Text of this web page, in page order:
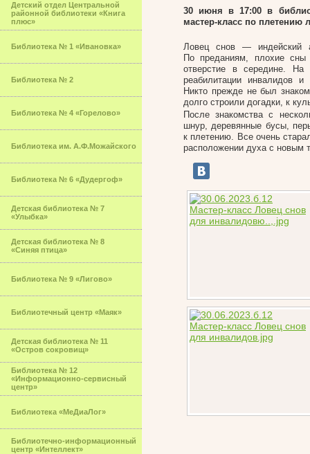
Детский отдел Центральной
районной библиотеки «Книга
плюс»
Библиотека № 1 «Ивановка»
Библиотека № 2
Библиотека № 4 «Горелово»
Библиотека им. А.Ф.Можайского
Библиотека № 6 «Дудергоф»
Детская библиотека № 7
«Улыбка»
Детская библиотека № 8
«Синяя птица»
Библиотека № 9 «Лигово»
Библиотечный центр «Маяк»
Детская библиотека № 11
«Остров сокровищ»
Библиотека № 12
«Информационно-сервисный
центр»
Библиотека «МеДиаЛог»
Библиотечно-информационный
центр «Интеллект»
30 июня в 17:00 в
мастер-класс по плетению
Ловец снов — индейский
По преданиям, плохие сны
отверстие в середине. На
реабилитации инвалидов и
Никто прежде не был
долго строили догадки, к
После знакомства с
шнур, деревянные бусы,
к плетению. Все очень
расположении духа с новым